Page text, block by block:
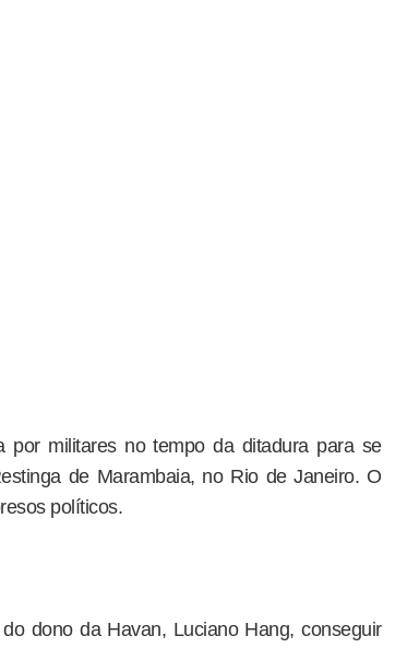
por militares no tempo da ditadura para se
de Marambaia, no Rio de Janeiro. O
políticos.
dono da Havan, Luciano Hang, conseguir